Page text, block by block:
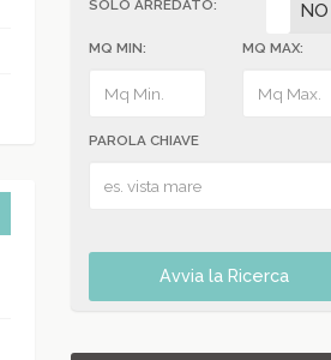
SOLO ARREDATO:SI NO
MQ MIN: MQ MAX:
PAROLA CHIAVE
Avvia la Ricerca